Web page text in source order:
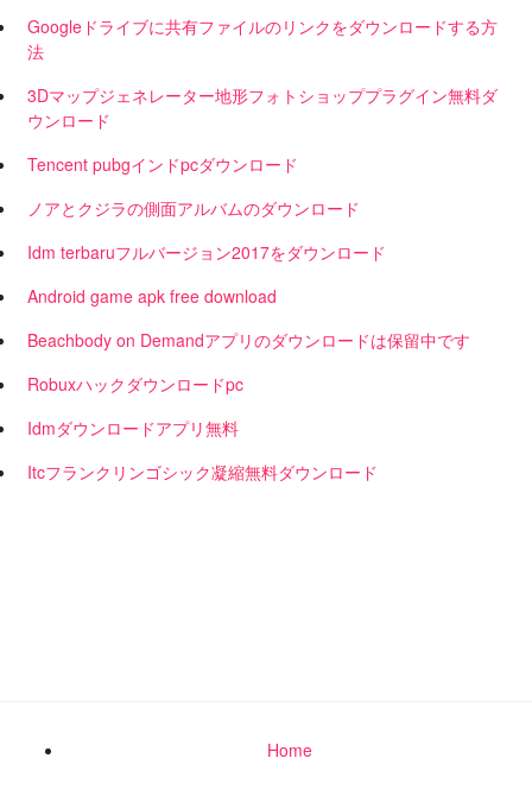
Googleドライブに共有ファイルのリンクをダウンロードする方
法
3Dマップジェネレーター地形フォトショッププラグイン無料ダ
ウンロード
Tencent pubgインドpcダウンロード
ノアとクジラの側面アルバムのダウンロード
Idm terbaruフルバージョン2017をダウンロード
Android game apk free download
Beachbody on Demandアプリのダウンロードは保留中です
Robuxハックダウンロードpc
Idmダウンロードアプリ無料
Itcフランクリンゴシック凝縮無料ダウンロード
Home